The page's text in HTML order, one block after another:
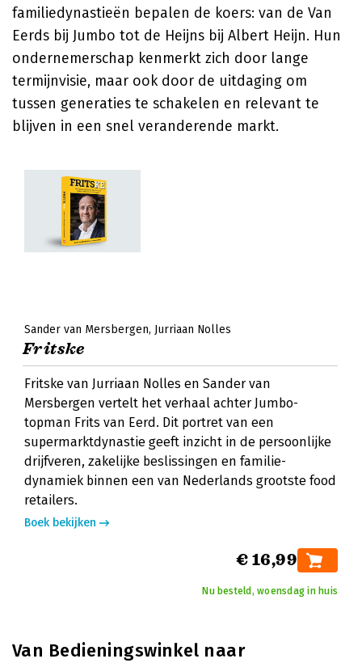
familiedynastieën bepalen de koers: van de Van
Eerds bij Jumbo tot de Heijns bij Albert Heijn. Hun
ondernemerschap kenmerkt zich door lange
termijnvisie, maar ook door de uitdaging om
tussen generaties te schakelen en relevant te
blijven in een snel veranderende markt.
Sander van Mersbergen Jurriaan Nolles
Fritske
Fritske van Jurriaan Nolles en Sander van
Mersbergen vertelt het verhaal achter Jumbo-
topman Frits van Eerd. Dit portret van een
supermarktdynastie geeft inzicht in de persoonlijke
drijfveren, zakelijke beslissingen en familie-
dynamiek binnen een van Nederlands grootste food
retailers.
Boek bekijken
€ 16,99
Nu besteld, woensdag in huis
Van Bedieningswinkel naar